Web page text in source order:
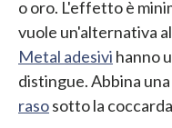
o oro. L'effetto è
vuole un'alternativa
Metal adesivi hanno
distingue. Abbina una
rasosotto la